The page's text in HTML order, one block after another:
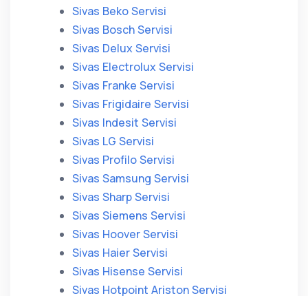
Sivas Beko Servisi
Sivas Bosch Servisi
Sivas Delux Servisi
Sivas Electrolux Servisi
Sivas Franke Servisi
Sivas Frigidaire Servisi
Sivas Indesit Servisi
Sivas LG Servisi
Sivas Profilo Servisi
Sivas Samsung Servisi
Sivas Sharp Servisi
Sivas Siemens Servisi
Sivas Hoover Servisi
Sivas Haier Servisi
Sivas Hisense Servisi
Sivas Hotpoint Ariston Servisi